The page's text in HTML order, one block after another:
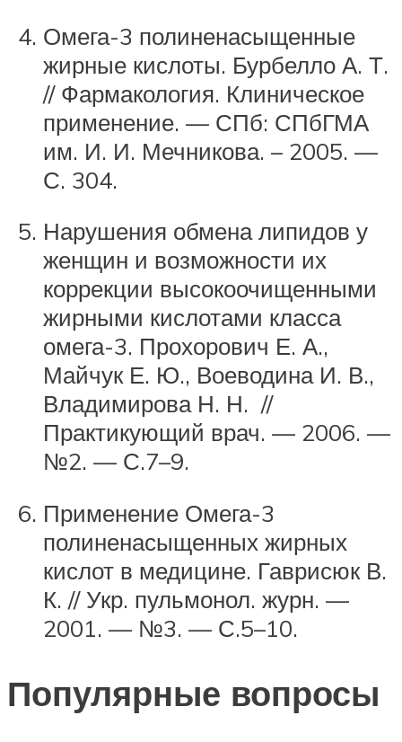
Омега-3 полиненасыщенные
жирные кислоты. Бурбелло А. Т.
// Фармакология. Клиническое
применение. — СПб: СПбГМА
им. И. И. Мечникова. – 2005. —
С. 304.
Нарушения обмена липидов у
женщин и возможности их
коррекции высокоочищенными
жирными кислотами класса
омега-3. Прохорович Е. А.,
Майчук Е. Ю., Воеводина И. В.,
Владимирова Н. Н. //
Практикующий врач. — 2006. —
№2. — С.7–9.
Применение Омега-3
полиненасыщенных жирных
кислот в медицине. Гаврисюк В.
К. // Укр. пульмонол. журн. —
2001. — №3. — С.5–10.
Популярные вопросы